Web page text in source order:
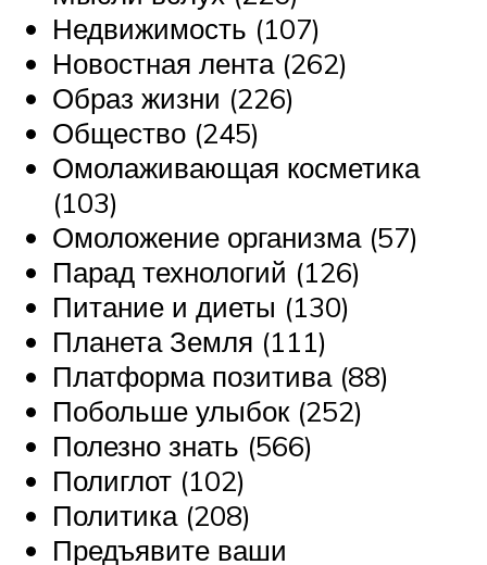
Недвижимость (107)
Новостная лента (262)
Образ жизни (226)
Общество (245)
Омолаживающая косметика
(103)
Омоложение организма (57)
Парад технологий (126)
Питание и диеты (130)
Планета Земля (111)
Платформа позитива (88)
Побольше улыбок (252)
Полезно знать (566)
Полиглот (102)
Политика (208)
Предъявите ваши